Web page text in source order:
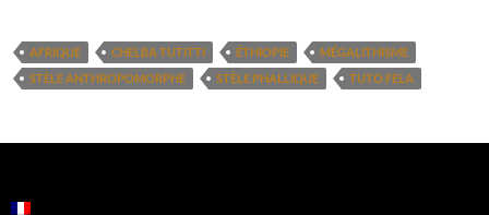
AFRIQUE CHELBA TUTITTI ÉTHIOPIE
MÉGALITHISME
STÈLE ANTHROPOMORPHE
STÈLE PHALLIQUE TUTO FELA